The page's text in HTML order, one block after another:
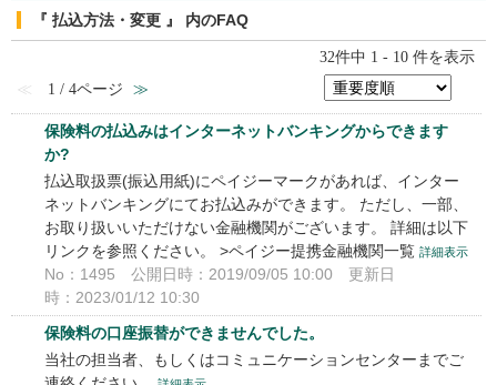
『 払込方法・変更 』 内のFAQ
32件中 1 - 10 件を表示
≪
1 / 4ページ ≫
保険料の払込みはインターネットバンキングからできます
か?
払込取扱票(振込用紙)にペイジーマークがあれば、インター
ネットバンキングにてお払込みができます。 ただし、一部、
お取り扱いいただけない金融機関がございます。 詳細は以下
リンクを参照ください。 >ペイジー提携金融機関一覧 詳細表示
No：1495 公開日時：2019/09/05 10:00
更新日
時：2023/01/12 10:30
保険料の口座振替ができませんでした。
当社の担当者、もしくはコミュニケーションセンターまでご